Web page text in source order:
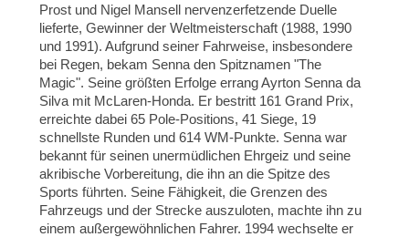
Prost und Nigel Mansell nervenzerfetzende Duelle
lieferte, Gewinner der Weltmeisterschaft (1988, 1990
und 1991). Aufgrund seiner Fahrweise, insbesondere
bei Regen, bekam Senna den Spitznamen "The
Magic". Seine größten Erfolge errang Ayrton Senna da
Silva mit McLaren-Honda. Er bestritt 161 Grand Prix,
erreichte dabei 65 Pole-Positions, 41 Siege, 19
schnellste Runden und 614 WM-Punkte. Senna war
bekannt für seinen unermüdlichen Ehrgeiz und seine
akribische Vorbereitung, die ihn an die Spitze des
Sports führten. Seine Fähigkeit, die Grenzen des
Fahrzeugs und der Strecke auszuloten, machte ihn zu
einem außergewöhnlichen Fahrer. 1994 wechselte er